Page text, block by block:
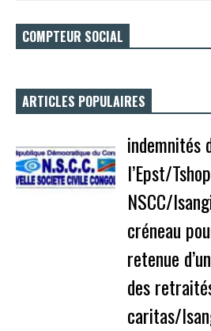
COMPTEUR SOCIAL
ARTICLES POPULAIRES
indemnités
l’Epst/
NSCC/
créneau
retenue
des
caritas/